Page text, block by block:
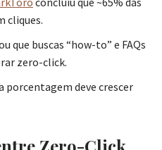
cliques.
que buscas “how-to” e FAQs
zero-click.
porcentagem deve crescer